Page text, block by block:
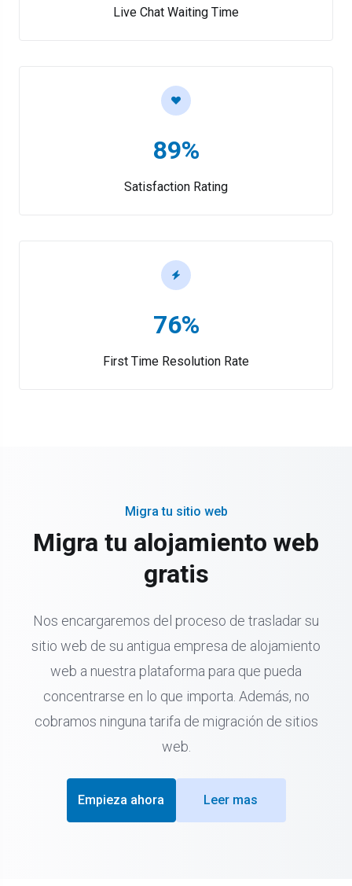
Live Chat Waiting Time
89%
Satisfaction Rating
76%
First Time Resolution Rate
Migra tu sitio web
Migra tu alojamiento web
gratis
Nos encargaremos del proceso de trasladar su
sitio web de su antigua empresa de alojamiento
web a nuestra plataforma para que pueda
concentrarse en lo que importa. Además, no
cobramos ninguna tarifa de migración de sitios
web.
Empieza ahora Leer mas